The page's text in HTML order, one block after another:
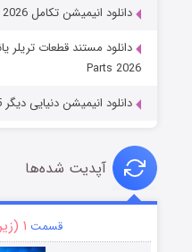
دانلود انیمیشن تکامل Evolution 2026
Parts 2026
دانلود انیمیشن دنیایی دیگر Another World 2025
آپدیت شده‌ها
قسمت ۱ (زیرنویس)